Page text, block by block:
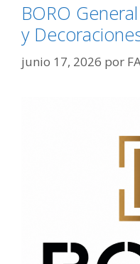
BORO
y
junio 17, 2026 por